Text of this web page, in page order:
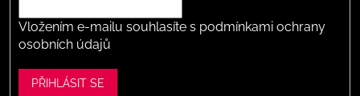
Vložením e-mailu souhlasíte s podmínkami ochrany
osobních údajů
PŘIHLÁSIT SE